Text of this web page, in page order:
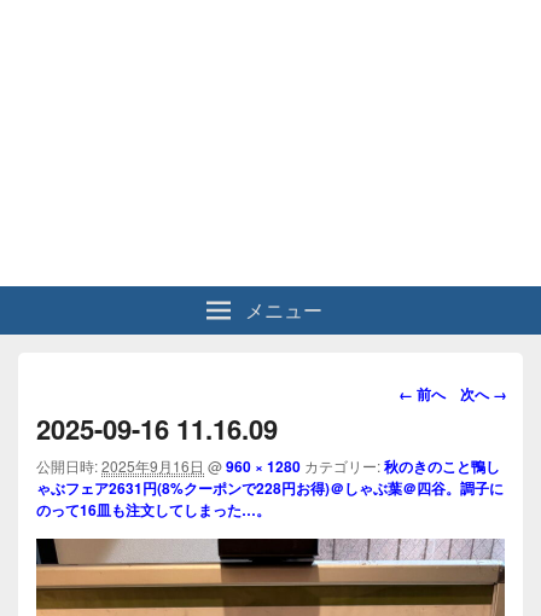
メニュー
画
ビ
ゲ
シ
ョ
ン
← 前へ 次へ →
2025-09-16 11.16.09
公開日時:2025年9月16日 @960 × 1280 カテゴリー:秋のきのこと鴨し
ゃぶフェア2631円(8%クーポンで228円お得)＠しゃぶ葉＠四谷。調子に
のって16皿も注文してしまった…。